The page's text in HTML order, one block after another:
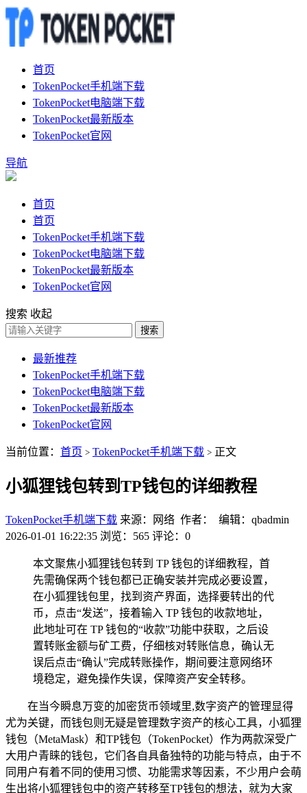
首页
TokenPocket手机端下载
TokenPocket电脑端下载
TokenPocket最新版本
TokenPocket官网
导航
首页
首页
TokenPocket手机端下载
TokenPocket电脑端下载
TokenPocket最新版本
TokenPocket官网
搜索 收起
搜索
最新推荐
TokenPocket手机端下载
TokenPocket电脑端下载
TokenPocket最新版本
TokenPocket官网
当前位置： 首页 > TokenPocket手机端下载 > 正文
小狐狸钱包转到TP钱包的详细教程
TokenPocket手机端下载 来源：网络 作者： 编辑：qbadmin
2026-01-01 16:22:35 浏览：565 评论：0
本文聚焦小狐狸钱包转到 TP 钱包的详细教程，首
先需确保两个钱包都已正确安装并完成必要设置，
在小狐狸钱包里，找到资产界面，选择要转出的代
币，点击“发送”，接着输入 TP 钱包的收款地址，
此地址可在 TP 钱包的“收款”功能中获取，之后设
置转账金额与矿工费，仔细核对转账信息，确认无
误后点击“确认”完成转账操作，期间要注意网络环
境稳定，避免操作失误，保障资产安全转移。
在当今瞬息万变的加密货币领域里,数字资产的管理显得
尤为关键，而钱包则无疑是管理数字资产的核心工具，小狐狸
钱包（MetaMask）和TP钱包（TokenPocket）作为两款深受广
大用户青睐的钱包，它们各自具备独特的功能与特点，由于不
同用户有着不同的使用习惯、功能需求等因素，不少用户会萌
生出将小狐狸钱包中的资产转移至TP钱包的想法，就为大家